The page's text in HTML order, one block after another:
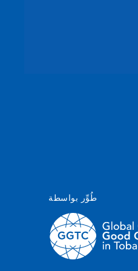
طُوِّر بواسطة